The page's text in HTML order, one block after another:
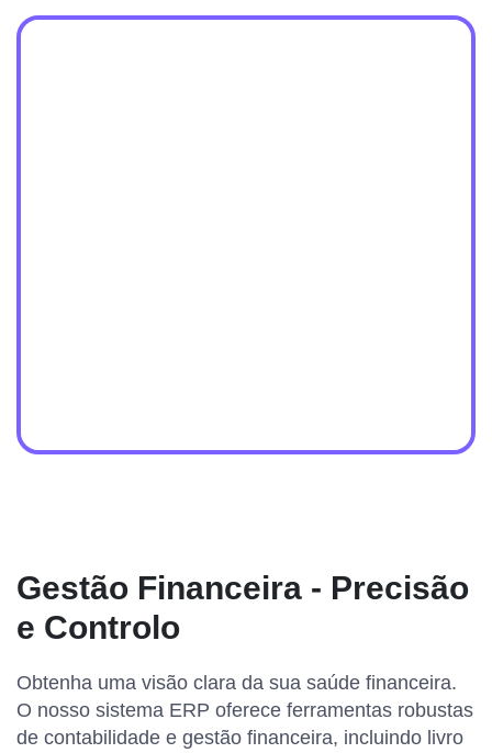
Gestão Financeira - Precisão
e Controlo
Obtenha uma visão clara da sua saúde financeira.
O nosso sistema ERP oferece ferramentas robustas
de contabilidade e gestão financeira, incluindo livro